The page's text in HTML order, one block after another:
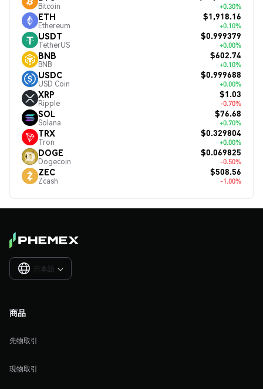
Bitcoin +0.30%
ETH
Ethereum
$1,918.16
+0.10%
USDT
TetherUS
$0.999379
+0.00%
BNB
BNB
$602.74
+0.10%
USDC
USD Coin
$0.999688
+0.00%
XRP
Ripple
$1.03
-0.70%
SOL
Solana
$76.68
+0.70%
TRX
Tron
$0.329804
+0.00%
DOGE
Dogecoin
$0.069825
-0.50%
ZEC
Zcash
$508.56
-1.00%
日本語 
商品
先物取引
現物取引